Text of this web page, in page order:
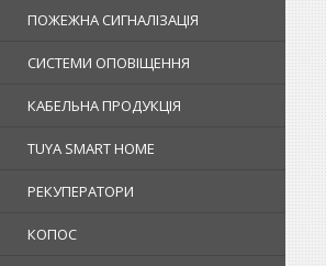
ПОЖЕЖНА СИГНАЛІЗАЦІЯ
СИСТЕМИ ОПОВІЩЕННЯ
КАБЕЛЬНА ПРОДУКЦІЯ
TUYA SMART HOME
РЕКУПЕРАТОРИ
КОПОС